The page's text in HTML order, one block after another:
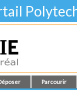
Parcourir